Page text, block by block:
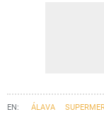
ÁLAVA